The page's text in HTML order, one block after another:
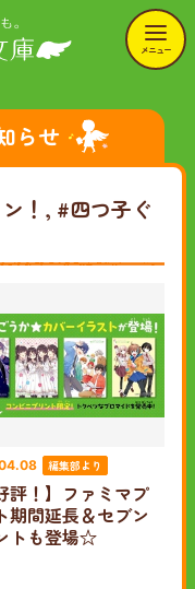
メニュー
らせ
！, #四つ子ぐ
編集部より
評！】ファミマプ
期間延長＆セブン
トも登場☆